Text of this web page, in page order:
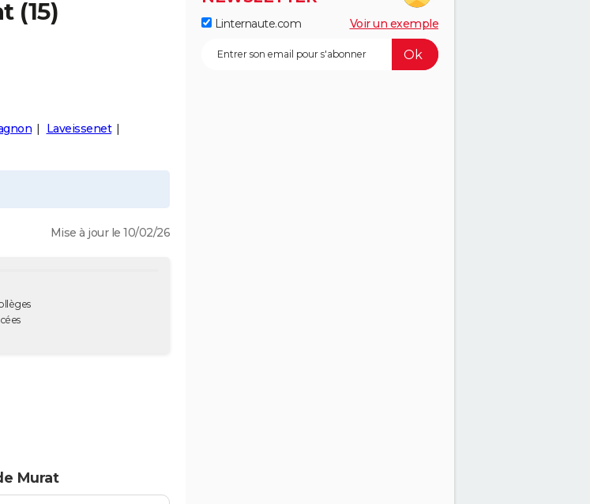
(15)
Laveissenet
Mise à jour le 10/02/26
Murat
Linternaute.com Voir un exemple